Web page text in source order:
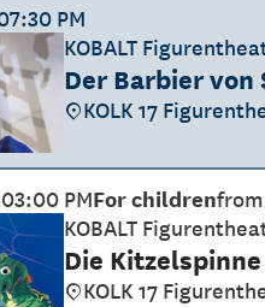
PM
KOBALT
Der Barbier von
KOLK 17
03:00 PMFor children
KOBALT
Die Kitzelspinne
KOLK 17